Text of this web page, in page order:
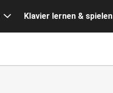
Klavier lernen & spielen